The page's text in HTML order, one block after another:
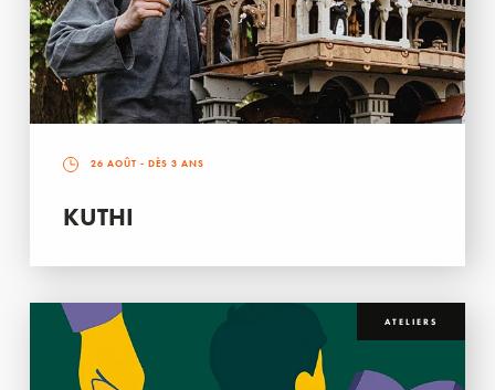
26 AOÛT - DÈS 3 ANS
KUTHI
ATELIERS